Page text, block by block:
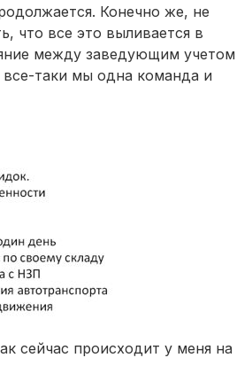
Конечно же, не
что все это выливается в
между заведующим учетом
все-таки мы одна команда и
сейчас происходит у меня на